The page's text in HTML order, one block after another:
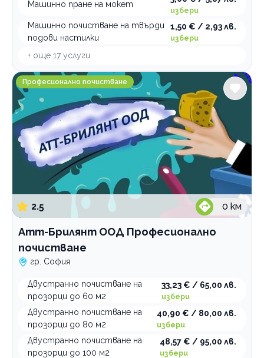
Машинно пране на мокет
избери
Машинно почистване на твърди
подови настилки
1,50 € / 2,93 лв.
избери
+ още 17 услуги
Атт-Брилянт ООД Професионално почистване
Професионално почистване
2.5 0 км
Атт-Брилянт ООД Професионално
почистване
гр. София
Двустранно почистване на
прозорци до 60 м2
33,23 € / 65,00 лв.
избери
Двустранно почистване на
прозорци до 80 м2
40,90 € / 80,00 лв.
избери
Двустранно почистване на
прозорци до 100 м2
48,57 € / 95,00 лв.
избери